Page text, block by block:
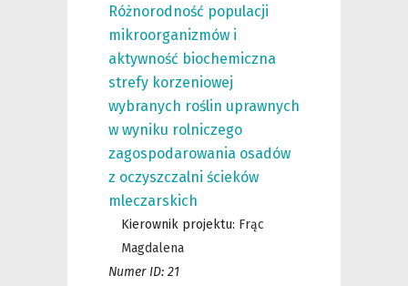
Różnorodność populacji
mikroorganizmów i
aktywność biochemiczna
strefy korzeniowej
wybranych roślin uprawnych
w wyniku rolniczego
zagospodarowania osadów
z oczyszczalni ścieków
mleczarskich
Kierownik projektu: Frąc
Magdalena
Numer ID: 21